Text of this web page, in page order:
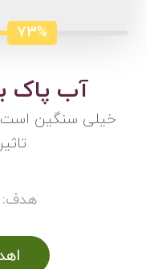
73%
آب پاک
خیلی سنگین است
هدف: